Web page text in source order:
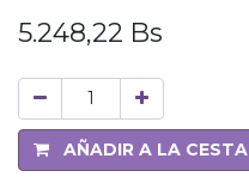
5.248,22 Bs
AÑADIR A LA CESTA